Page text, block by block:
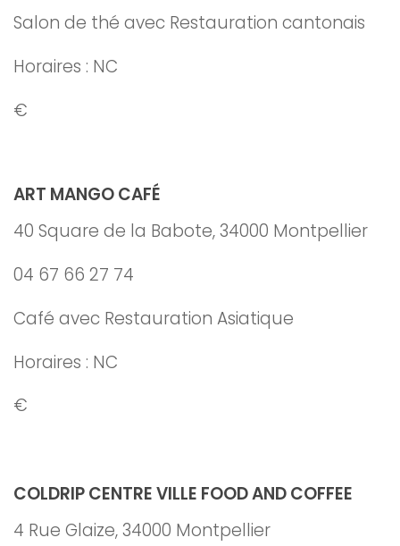
Salon de thé avec Restauration cantonais
Horaires : NC
€
ART MANGO CAFÉ
40 Square de la Babote, 34000 Montpellier
04 67 66 27 74
Café avec Restauration Asiatique
Horaires : NC
€
COLDRIP CENTRE VILLE FOOD AND COFFEE
4 Rue Glaize, 34000 Montpellier